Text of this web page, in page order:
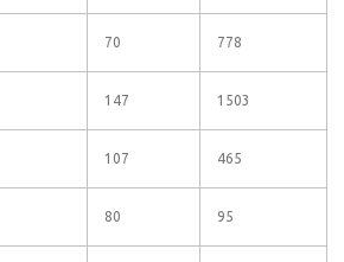
70 778
147 1503
107 465
80 95